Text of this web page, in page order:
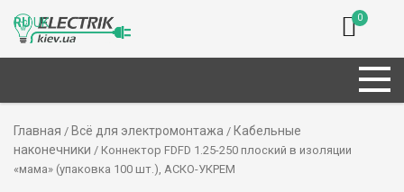
0
Главная / Всё для электромонтажа / Кабельные
наконечники / Коннектор FDFD 1.25-250 плоский в изоляции
«мама» (упаковка 100 шт.), АСКО-УКРЕМ
RUUK